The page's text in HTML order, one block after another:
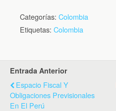
Categorías: Colombia
Etiquetas: Colombia
Entrada Anterior
Espacio Fiscal Y
Obligaciones Previsionales
En El Perú